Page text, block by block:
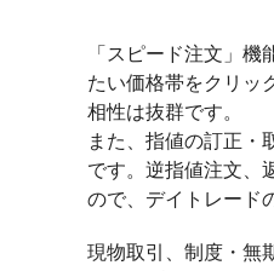
「スピード注文」
たい価格帯をクリッ
相性は抜群です。
また、指値の訂正・
です。逆指値注文、
ので、デイトレード
現物取引、制度・無